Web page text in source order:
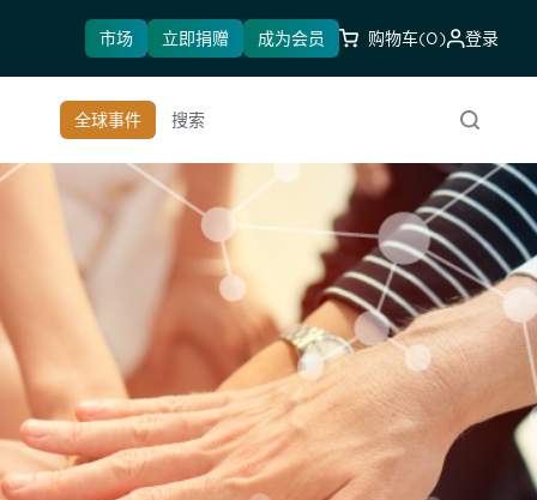
市场 立即捐赠 成为会员 购物车(0) 登录
全球事件
搜索